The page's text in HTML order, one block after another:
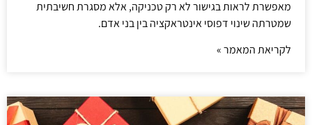
מאפשרת לראות בגישור לא רק טכניקה, אלא מסגרת חשיבתית
שמטרתה שינוי דפוסי אינטראקציה בין בני אדם.
לקריאת המאמר »